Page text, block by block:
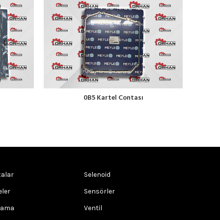
0B5 Kartel Contası
Selenoid
Sensörler
Ventil